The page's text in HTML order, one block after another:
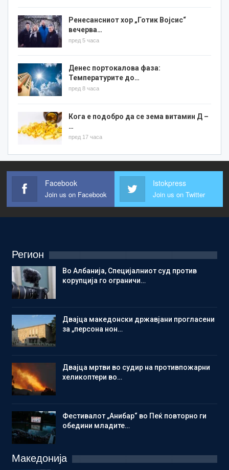
Ренесансниот хор „Готик Војсис“
вечерва…
пред 5 часа
Денес портокалова фаза:
Температурите до…
пред 8 часа
Кога е подобро да се зема витамин Д –
…
пред 17 часа
Facebook
Join us on Facebook
Istokpress
Join us on Twitter
Регион
Во Албанија, Специјалниот суд против
корупција го ограничи…
Двајца македонски државјани прогласени
за „персона нон…
Двајца мртви во судир на противпожарни
хеликоптери во…
Фестивалот „Анибар“ во Пеќ повторно ги
обедини младите…
Македонија